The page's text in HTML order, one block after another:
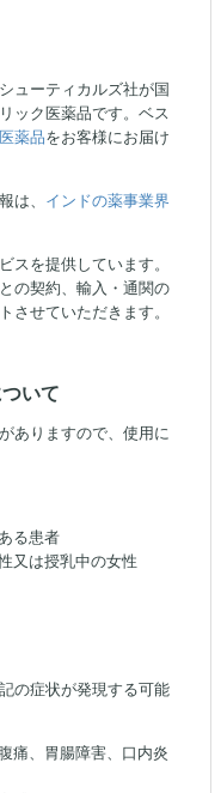
ューティカルズ社が国
ック医薬品です。ベス
薬品をお客様にお届け
、 インドの薬事業界
スを提供しています。
の契約、輸入・通関の
させていただきます。
いて
ありますので、使用に
る患者
又は授乳中の女性
の症状が発現する可能
痛、胃腸障害、口内炎